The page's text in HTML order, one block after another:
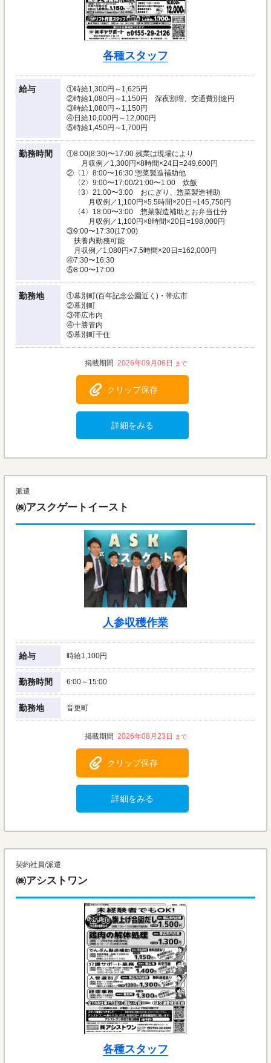
各種スタッフ
給与
①時給1,300円～1,625円
②時給1,080円～1,150円 深夜割増、交通費別途円
③時給1,080円～1,150円
④日給10,000円～12,000円
⑤時給1,450円～1,700円
勤務時間
①8:00(8:30)〜17:00 残業は現場により
月収例／1,300円×8時間×24日=249,600円
②〈1〉8:00〜16:30 惣菜製造補助他
〈2〉9:00〜17:00/21:00〜1:00 炊飯
〈3〉21:00〜3:00 おにぎり、惣菜製造補助
月収例／1,100円×5.5時間×20日=145,750円
〈4〉18:00〜3:00 惣菜製造補助とお弁当仕分
月収例／1,100円×8時間×20日=198,000円
③9:00〜17:30(17:00)
扶養内勤務可能
月収例／1,080円×7.5時間×20日=162,000円
④7:30〜16:30
⑤8:00〜17:00
勤務地
①幕別町(百年記念公園近く)・帯広市
②幕別町
③帯広市内
④十勝管内
⑤幕別町千住
2026年09月06日
クリップ保存
詳細をみる
派遣
㈱アスクゲートイースト
人参収穫作業
給与 時給1,100円
勤務時間 6:00～15:00
勤務地 音更町
2026年08月23日
クリップ保存
詳細をみる
契約社員/派遣
㈱アシストワン
各種スタッフ